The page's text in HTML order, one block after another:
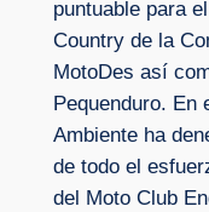
puntuable para
Country de la
MotoDes así
Pequenduro. En
Ambiente ha
de todo el
del Moto Club